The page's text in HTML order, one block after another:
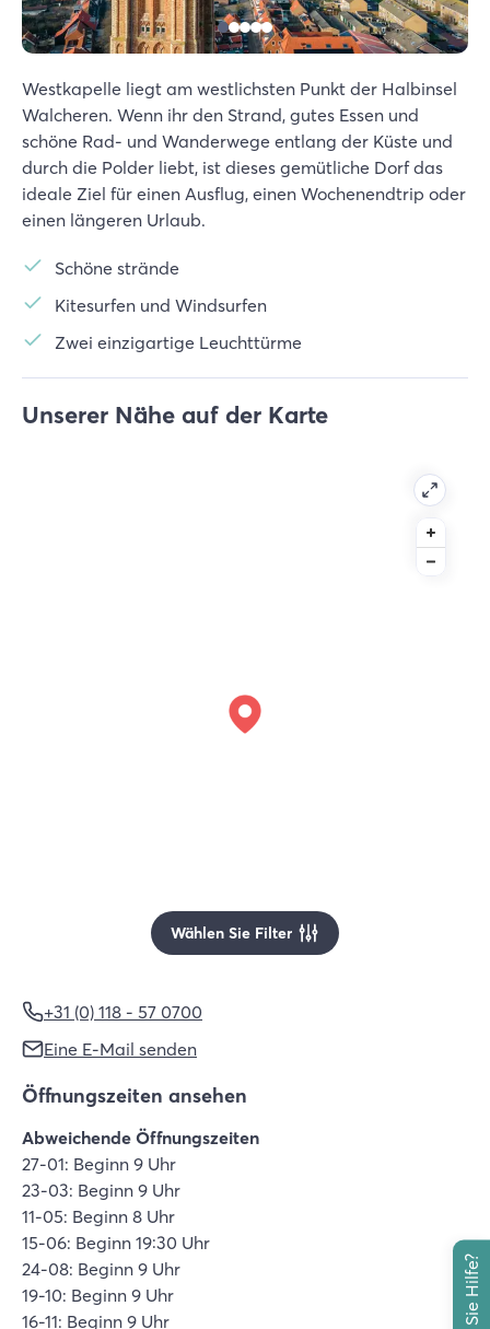
Westkapelle liegt am westlichsten Punkt der Halbinsel
Walcheren. Wenn ihr den Strand, gutes Essen und
schöne Rad- und Wanderwege entlang der Küste und
durch die Polder liebt, ist dieses gemütliche Dorf das
ideale Ziel für einen Ausflug, einen Wochenendtrip oder
einen längeren Urlaub.
Schöne strände
Kitesurfen und Windsurfen
Zwei einzigartige Leuchttürme
Unserer Nähe auf der Karte
Wählen Sie Filter
+31 (0) 118 - 57 0700
Eine E-Mail senden
Öffnungszeiten ansehen
Abweichende Öffnungszeiten
27-01: Beginn 9 Uhr
23-03: Beginn 9 Uhr
11-05: Beginn 8 Uhr
15-06: Beginn 19:30 Uhr
24-08: Beginn 9 Uhr
19-10: Beginn 9 Uhr
16-11: Beginn 9 Uhr